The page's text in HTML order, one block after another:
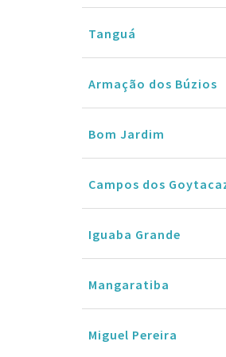
Tanguá
Armação dos Búzios
Bom Jardim
Campos dos
Iguaba Grande
Mangaratiba
Miguel Pereira